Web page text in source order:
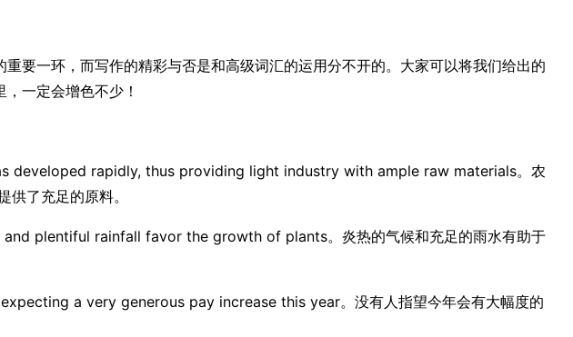
要一环，而写作的精彩与否是和高级词汇的运用分不开的。大家可以将我们给出的
一定会增色不少！
developed rapidly, thus providing light industry with ample raw materials。农
供了充足的原料。
and plentiful rainfall favor the growth of plants。炎热的气候和充足的雨水有助于
expecting a very generous pay increase this year。没有人指望今年会有大幅度的